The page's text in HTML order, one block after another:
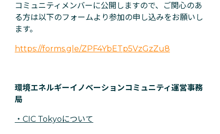
コミュニティメンバーに公開しますので、ご関心のあ
る方は以下のフォームより参加の申し込みをお願いし
ます。
https://forms.gle/ZPF4YbETp5VzGzZu8
環境エネルギーイノベーションコミュニティ運営事務
局
・CIC Tokyoについて